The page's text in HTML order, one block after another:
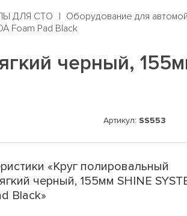
ДЛЯ СТО
Оборудование для
Foam Pad Black
черный,
Артикул: SS553
«Круг полировальный
черный, 155мм SHINE
Black»